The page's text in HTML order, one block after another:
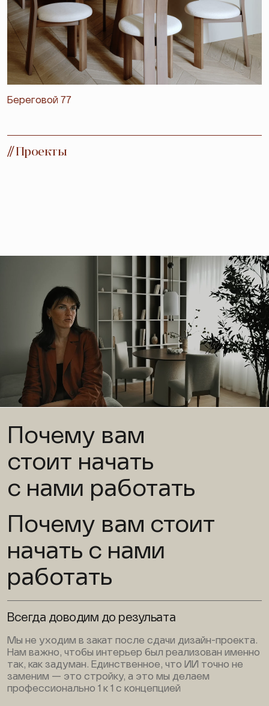
Береговой 77
// Проекты
Почему вам
стоит начать
с нами работать
Почему вам стоит
начать с нами
работать
Всегда доводим до резульата
Мы не уходим в закат после сдачи дизайн-проекта.
Нам важно, чтобы интерьер был реализован именно
так, как задуман. Единственное, что ИИ точно не
заменим — это стройку, а это мы делаем
профессионально 1 к 1 с концепцией